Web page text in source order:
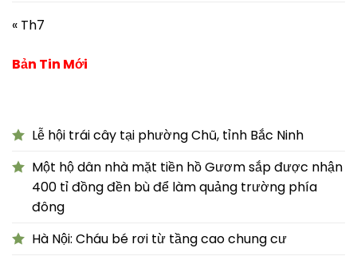
« Th7
Bản Tin Mới
Lễ hội trái cây tại phường Chũ, tỉnh Bắc Ninh
Một hộ dân nhà mặt tiền hồ Gươm sắp được nhận
400 tỉ đồng đền bù để làm quảng trường phía
đông
Hà Nội: Cháu bé rơi từ tầng cao chung cư